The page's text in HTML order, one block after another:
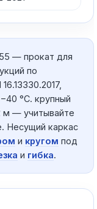
— прокат для
по
°C. крупный
м — учитывайте
Несущий каркас
и кругом под
и гибка.